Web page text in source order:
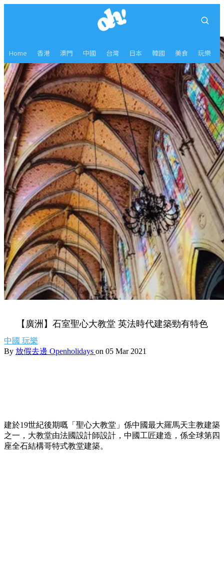
Home 香港 澳門 中國 台灣 日本 韓國 美食 玩樂
【廣洲】石室聖心大教堂 英法時代建築勁有特色
中國 玩樂
By 放假去邊 Openholidays on 05 Mar 2021
建於19世紀後期嘅「聖心大教堂」係中國最大羅馬天主教建築
之一，大教堂由法國設計師設計，中國工匠建造，係全球第四
座全石結構哥特式教堂建築。